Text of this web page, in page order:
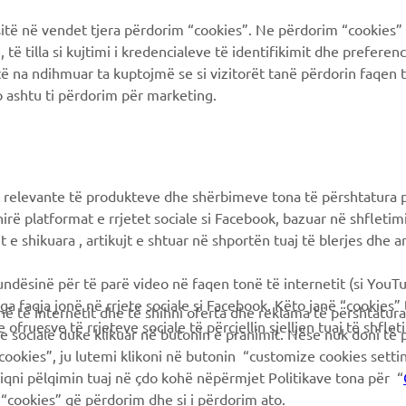
Yamaha Motor Global
Yamaha Blog
Applicazioni mobili
Prenota la manutenzione
Concessionari ufficiali
në vendet tjera përdorim “cookies”. Ne përdorim
tilla si kujtimi i kredencialeve të identifikimit dhe
na ndihmuar ta kuptojmë se si vizitorët tanë përdorin
ti përdorim për marketing.
të produkteve dhe shërbimeve tona të përshtatura
platformat e rrjetet sociale si Facebook, bazuar në
shikuara , artikujt e shtuar në shportën tuaj të blerjes dhe
për të parë video në faqen tonë të internetit (si
faqja jonë në rrjete sociale si Facebook. Këto janë
ofruesve të rrjeteve sociale të përcjellin sjelljen tuaj të
të internetit dhe të shihni oferta dhe reklama të
sociale duke klikuar në butonin e pranimit. Nëse nuk doni të
ju lutemi klikoni në butonin “customize cookies
pëlqimin tuaj në çdo kohë nëpërmjet Politikave tona për “
që përdorim dhe si i përdorim ato.